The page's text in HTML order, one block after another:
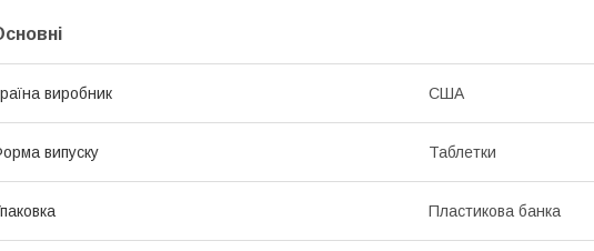
виробник США
випуску Таблетки
Пластикова банка